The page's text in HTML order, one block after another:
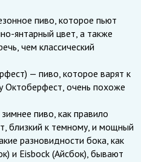
пиво, которое пьют
янтарный цвет, а также
чем классический
— пиво, которое варят к
Октоберфест, очень похоже
пиво, как правило
близкий к темному, и мощный
разновидности бока, как
и Eisbock (Айсбок), бывают